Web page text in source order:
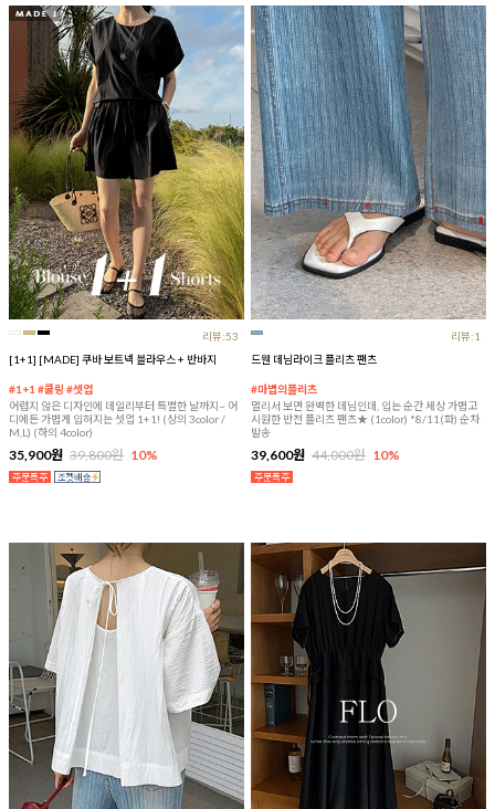
리뷰:53
[1+1] [MADE] 쿠바 보트넥 블라우스 + 반바지
#1+1 #쿨링 #셋업
어렵지 않은 디자인에 데일리부터 특별한 날까지~ 어
디에든 가볍게 입혀지는 셋업 1+1! (상의 3color /
M,L) (하의 4color)
35,900원 39,800원 10%
리뷰:1
드웬 데님라이크 플리츠 팬츠
#마법의플리츠
멀리서 보면 완벽한 데님인데, 입는 순간 세상 가볍고
시원한 반전 플리츠 팬츠★ (1color) *8/11(화) 순차
발송
39,600원 44,000원 10%